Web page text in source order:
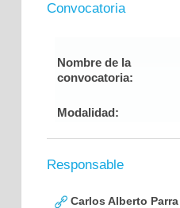
Convocatoria
Nombre de la
convocatoria:
Modalidad:
Responsable
Carlos Alberto